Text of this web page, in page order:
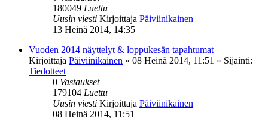
180049 Luettu
Uusin viesti Kirjoittaja Päiviinikainen
13 Heinä 2014, 14:35
Vuoden 2014 näyttelyt & loppukesän tapahtumat
Kirjoittaja Päiviinikainen » 08 Heinä 2014, 11:51 » Sijainti:
Tiedotteet
0 Vastaukset
179104 Luettu
Uusin viesti Kirjoittaja Päiviinikainen
08 Heinä 2014, 11:51